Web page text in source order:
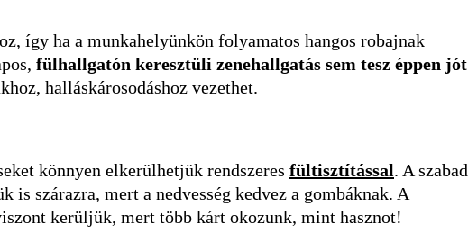
így ha a munkahelyünkön folyamatos hangos robajnak
fülhallgatón keresztüli zenehallgatás sem tesz éppen jót
halláskárosodáshoz vezethet.
könnyen elkerülhetjük rendszeres fültisztítással. A szabad
szárazra, mert a nedvesség kedvez a gombáknak. A
kerüljük, mert több kárt okozunk, mint hasznot!